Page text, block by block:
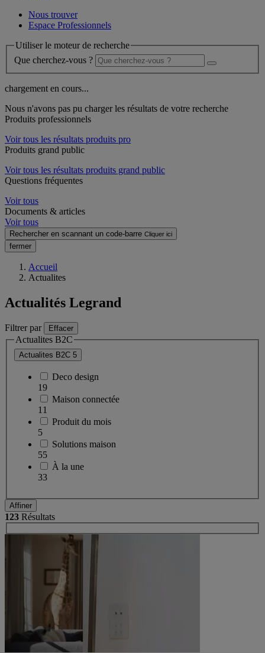
Nous trouver
Espace Professionnels
Utiliser le moteur de recherche
Que cherchez-vous ?
chargement en cours...
Nous n'avons pas pu charger les résultats de votre recherche
Produits professionnels
Voir tous les résultats produits pro
Produits grand public
Voir tous les résultats produits grand public
Questions fréquentes
Voir tous
Documents & articles
Voir tous
Rechercher en scannant un code-barre Cliquer ici
fermer
Accueil
Actualites
Actualités Legrand
Filtrer par Effacer
Actualites B2C
Actualites B2C 5
Deco design
19
Maison connectée
11
Produit du mois
5
Solutions maison
55
À la une
33
Affiner
123 Résultats